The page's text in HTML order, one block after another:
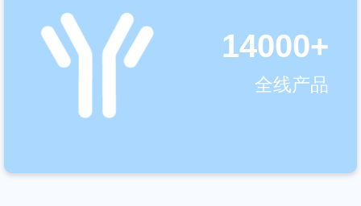
14000+
全线产品